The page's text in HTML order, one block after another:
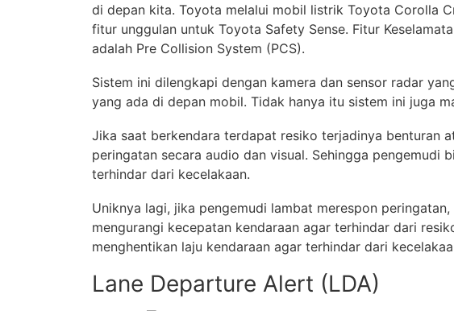
di depan kita. Toyota melalui mobil listrik Toyota Corolla
fitur unggulan untuk Toyota Safety Sense. Fitur
adalah Pre Collision System (PCS).
Sistem ini dilengkapi dengan kamera dan sensor radar
yang ada di depan mobil. Tidak hanya itu sistem ini juga
Jika saat berkendara terdapat resiko terjadinya benturan
peringatan secara audio dan visual. Sehingga pengemudi
terhindar dari kecelakaan.
Uniknya lagi, jika pengemudi lambat merespon
mengurangi kecepatan kendaraan agar terhindar dari
menghentikan laju kendaraan agar terhindar dari
Lane Departure Alert (LDA)